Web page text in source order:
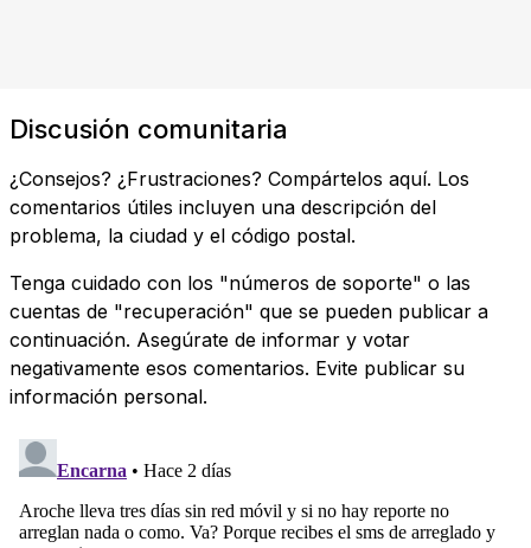
Discusión comunitaria
¿Consejos? ¿Frustraciones? Compártelos aquí. Los
comentarios útiles incluyen una descripción del
problema, la ciudad y el código postal.
Tenga cuidado con los "números de soporte" o las
cuentas de "recuperación" que se pueden publicar a
continuación. Asegúrate de informar y votar
negativamente esos comentarios. Evite publicar su
información personal.